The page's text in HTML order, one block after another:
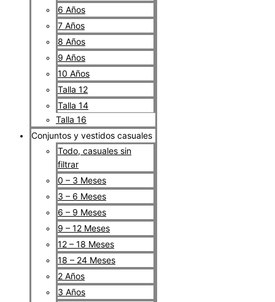
6 Años
7 Años
8 Años
9 Años
10 Años
Talla 12
Talla 14
Talla 16
Conjuntos y vestidos casuales
Todo, casuales sin
filtrar
0 – 3 Meses
3 – 6 Meses
6 – 9 Meses
9 – 12 Meses
12 – 18 Meses
18 – 24 Meses
2 Años
3 Años